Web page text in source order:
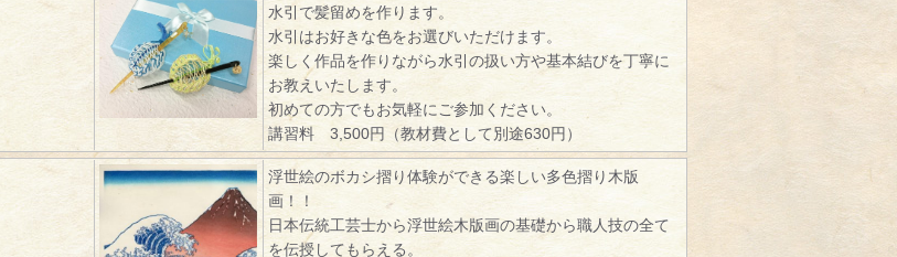
水引で髪留めを作ります。
水引はお好きな色をお選びいただけます。
楽しく作品を作りながら水引の扱い方や基本結びを丁寧に
お教えいたします。
初めての方でもお気軽にご参加ください。
講習料 3,500円（教材費として別途630円）
浮世絵のボカシ摺り体験ができる楽しい多色摺り木版
画！！
日本伝統工芸士から浮世絵木版画の基礎から職人技の全て
を伝授してもらえる。